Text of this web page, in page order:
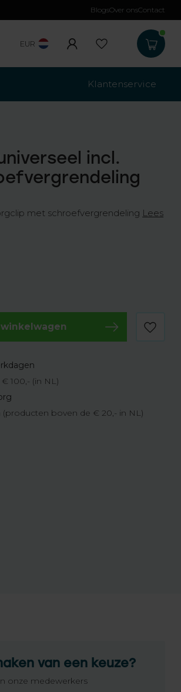
Gratis verzending
BlogsOver onsContact
EUR
Klantenservice
incl.
met schroefvergrendeling Lees
100,- (in NL)
(producten boven de € 20,- in NL)
van een keuze?
onze medewerkers